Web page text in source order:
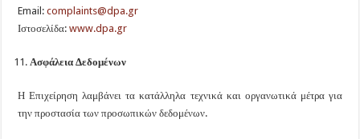
Email:complaints@dpa.gr
Ιστοσελίδα:www.dpa.gr
Ασφάλεια Δεδομένων
Η Επιχείρηση λαμβάνει τα κατάλληλα τεχνικά και οργανωτικά μέτρα για
την προστασία των προσωπικών δεδομένων.